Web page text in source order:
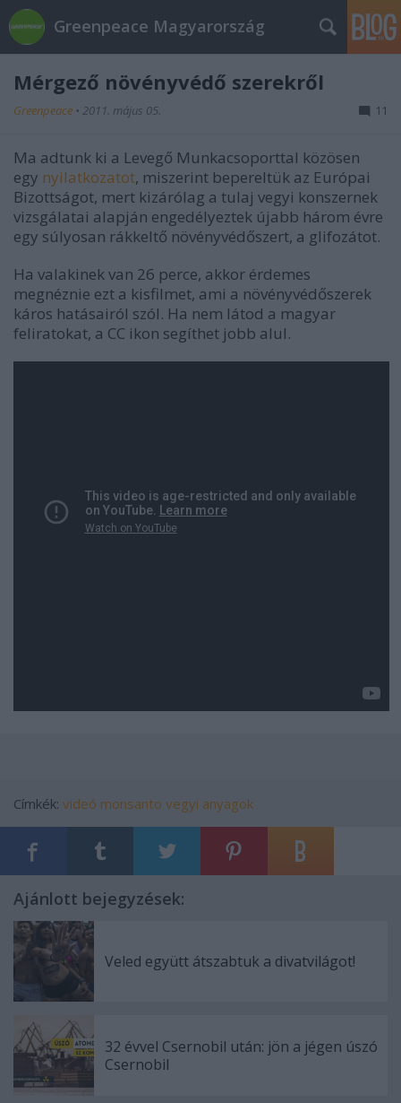
Greenpeace Magyarország
Mérgező növényvédő szerekről
Greenpeace • 2011. május 05. 11
Ma adtunk ki a Levegő Munkacsoporttal közösen
egy nyilatkozatot, miszerint bepereltük az Európai
Bizottságot, mert kizárólag a tulaj vegyi konszernek
vizsgálatai alapján engedélyeztek újabb három évre
egy súlyosan rákkeltő növényvédőszert, a glifozátot.
Ha valakinek van 26 perce, akkor érdemes
megnéznie ezt a kisfilmet, ami a növényvédőszerek
káros hatásairól szól. Ha nem látod a magyar
feliratokat, a CC ikon segíthet jobb alul.
Címkék: videó monsanto vegyi anyagok
Ajánlott bejegyzések:
Veled együtt átszabtuk a divatvilágot!
32 évvel Csernobil után: jön a jégen úszó
Csernobil